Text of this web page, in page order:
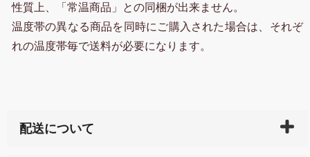
性質上、「常温商品」との同梱が出来ません。
温度帯の異なる商品を同時にご購入された場合は、それぞ
れの温度帯毎で送料が必要になります。
配送について